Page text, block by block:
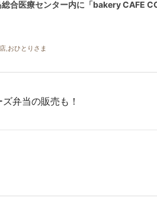
総合医療センター内に「bakery CAFE
,おひとりさま
弁当の販売も！